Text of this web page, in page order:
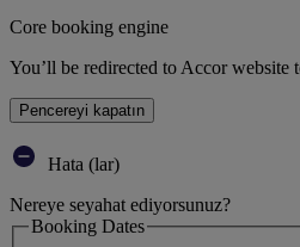
Core booking engine
You’ll be redirected to Accor
Pencereyi kapatın
Hata (lar)
Nereye seyahat ediyorsunuz?
Booking Dates